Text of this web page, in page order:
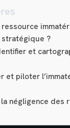
ressource
?
et
et piloter
négligence des